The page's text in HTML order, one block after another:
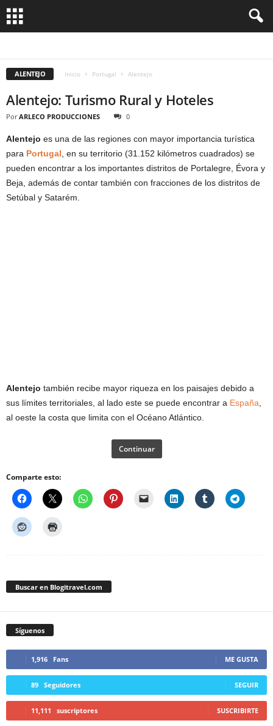
ALENTEJO Inicio Portugal Alentejo
Alentejo: Turismo Rural y Hoteles
Por ARLECO PRODUCCIONES 0
Alentejo es una de las regiones con mayor importancia turística
para Portugal , en su territorio (31.152 kilómetros cuadrados) se
pueden encontrar a los importantes distritos de Portalegre, Évora y
Beja, además de contar también con fracciones de los distritos de
Setúbal y Satarém.
Alentejo también recibe mayor riqueza en los paisajes debido a
sus límites territoriales, al lado este se puede encontrar a España
al oeste la costa que limita con el Océano Atlántico.
Continuar
Comparte esto:
Buscar en Blogitravel.com
Síguenos
1,916 Fans ME GUSTA
89 Seguidores SEGUIR
11,111 suscriptores SUSCRIBIRTE